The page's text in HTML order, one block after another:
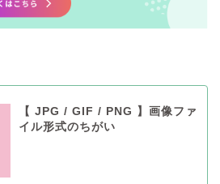
【 JPG / GIF / PNG 】画像ファ
イル形式のちがい